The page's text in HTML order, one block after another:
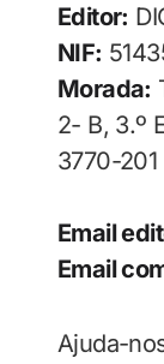
Editor:
NIF:
Morada:
2- B, 3.º
3770-
Email
Email
Ajuda-